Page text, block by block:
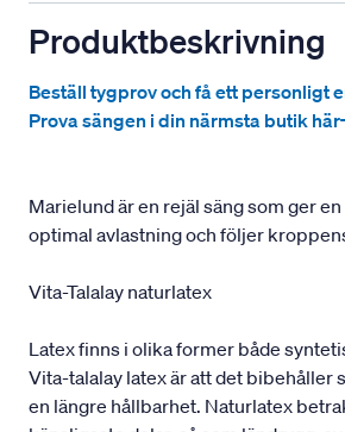
Produktbeskrivning
Beställ tygprov och få ett personligt
Prova sängen i din närmsta butik
Marielund är en rejäl säng som ger
optimal avlastning och följer
Vita-Talalay naturlatex
Latex finns i olika former både
Vita-talalay latex är att det bibehåller
en längre hållbarhet. Naturlatex